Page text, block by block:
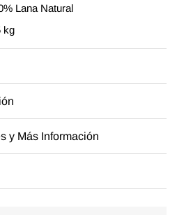
Lana Natural
kg
y Más Información